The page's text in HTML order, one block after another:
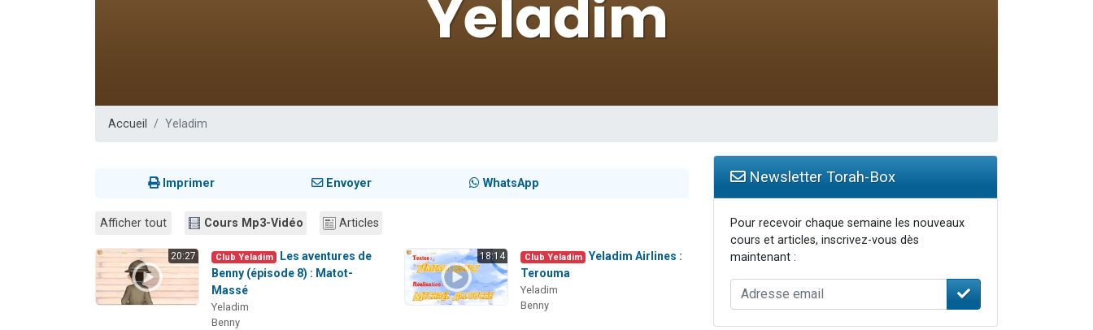
3 personnes viennent de nous rejoindre sur WhatsApp
2 personnes viennent de nous rejoindre sur WhatsApp
Accueil Yeladim
Imprimer Envoyer WhatsApp
Afficher tout Cours Mp3-Vidéo Articles
20:27 Club Yeladim
Les aventures de
Benny (épisode 8) : Matot-
Massé
Yeladim
Benny
18:14 Club Yeladim
Yeladim Airlines :
Terouma
Yeladim
Benny
Newsletter Torah-Box
Pour recevoir chaque semaine les nouveaux
cours et articles, inscrivez-vous dès
maintenant :